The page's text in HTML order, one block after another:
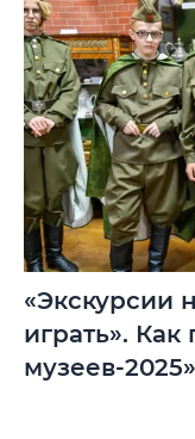
«Экскурсии
играть».
музеев-